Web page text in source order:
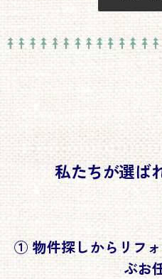
私たちが選ば
① 物件探しからリフ
ぶお